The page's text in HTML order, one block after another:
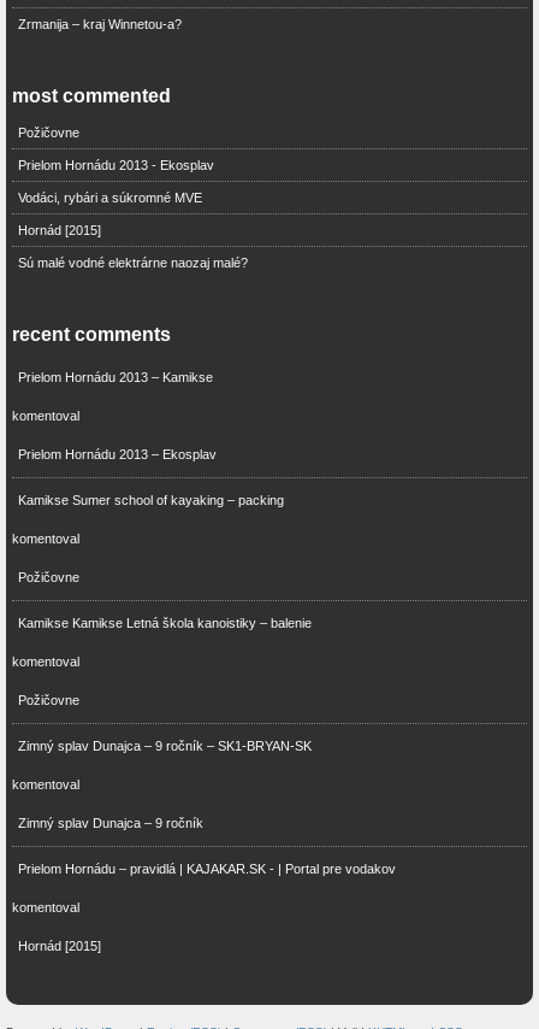
Zrmanija – kraj Winnetou-a?
most commented
Požičovne
Prielom Hornádu 2013 - Ekosplav
Vodáci, rybári a súkromné MVE
Hornád [2015]
Sú malé vodné elektrárne naozaj malé?
recent comments
Prielom Hornádu 2013 – Kamikse
komentoval
Prielom Hornádu 2013 – Ekosplav
Kamikse Sumer school of kayaking – packing
komentoval
Požičovne
Kamikse Kamikse Letná škola kanoistiky – balenie
komentoval
Požičovne
Zimný splav Dunajca – 9 ročník – SK1-BRYAN-SK
komentoval
Zimný splav Dunajca – 9 ročník
Prielom Hornádu – pravidlá | KAJAKAR.SK - | Portal pre vodakov
komentoval
Hornád [2015]